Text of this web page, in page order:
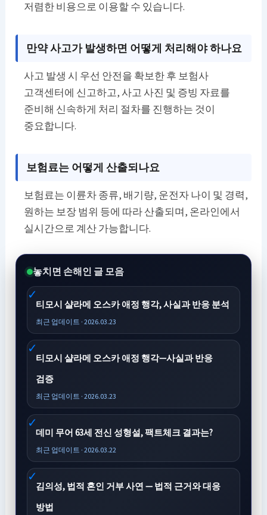
저렴한 비용으로 이용할 수 있습니다.
만약 사고가 발생하면 어떻게 처리해야 하나요
사고 발생 시 우선 안전을 확보한 후 보험사
고객센터에 신고하고, 사고 사진 및 증빙 자료를
준비해 신속하게 처리 절차를 진행하는 것이
중요합니다.
보험료는 어떻게 산출되나요
보험료는 이륜차 종류, 배기량, 운전자 나이 및 경력,
원하는 보장 범위 등에 따라 산출되며, 온라인에서
실시간으로 계산 가능합니다.
놓치면 손해인 글 모음
티모시 샬라메 오스카 애정 행각, 사실과 반응 분석
최근 업데이트 · 2026.03.23
티모시 샬라메 오스카 애정 행각—사실과 반응
검증
최근 업데이트 · 2026.03.23
데미 무어 63세 전신 성형설, 팩트체크 결과는?
최근 업데이트 · 2026.03.22
김의성, 법적 혼인 거부 사연 — 법적 근거와 대응
방법